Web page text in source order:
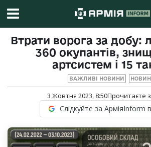
Втрати ворога за добу:
360 окупантів,
артсистем і 15
ВАЖЛИВІ НОВИНИ
3 Жовтня 2023, 8:50Прочитаєте
Слідкуйте за АрміяInform